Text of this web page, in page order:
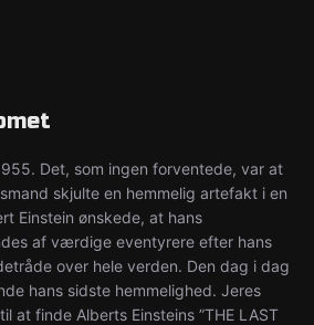
Det, som ingen forventede, var at
skjulte en hemmelig artefakt i en
Einstein ønskede, at hans
af værdige eventyrere efter hans
over hele verden. Den dag i dag
hans sidste hemmelighed. Jeres
at finde Alberts Einsteins ”THE LAST